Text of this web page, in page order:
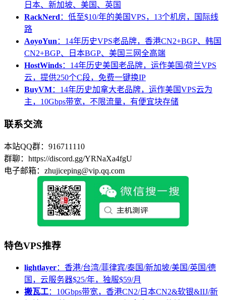
日本、新加坡、美国、英国
RackNerd：低至$10/年的美国VPS，13个机房，国际线
路
AoyoYun：14年历史VPS老品牌，香港CN2+BGP、韩国
CN2+BGP、日本BGP、美国三网全高端
HostWinds：14年历史美国老品牌，运作美国/荷兰VPS
云，提供250个C段，免费一键换IP
BuyVM：14年历史加拿大老品牌，运作美国VPS云为
主，10Gbps带宽，不限流量，有便宜块存储
联系交流
本站QQ群：916711110
群聊：https://discord.gg/YRNaXa4fgU
电子邮箱：zhujiceping@vip.qq.com
特色VPS推荐
lightlayer：香港/台湾/菲律宾/泰国/新加坡/美国/英国/德
国，云服务器$25/年，独服$59/月
搬瓦工：10Gbps带宽，香港CN2/日本CN2&软银&IIJ/新